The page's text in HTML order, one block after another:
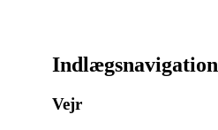
Indlægsnavigation
Vejr